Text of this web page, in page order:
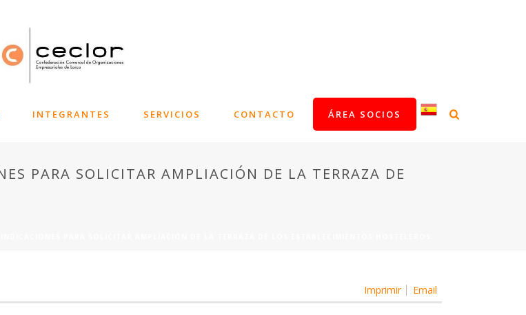
INTEGRANTES SERVICIOS CONTACTO ÁREA SOCIOS
PARA SOLICITAR AMPLIACIÓN DE LA TERRAZA DE
Imprimir Email